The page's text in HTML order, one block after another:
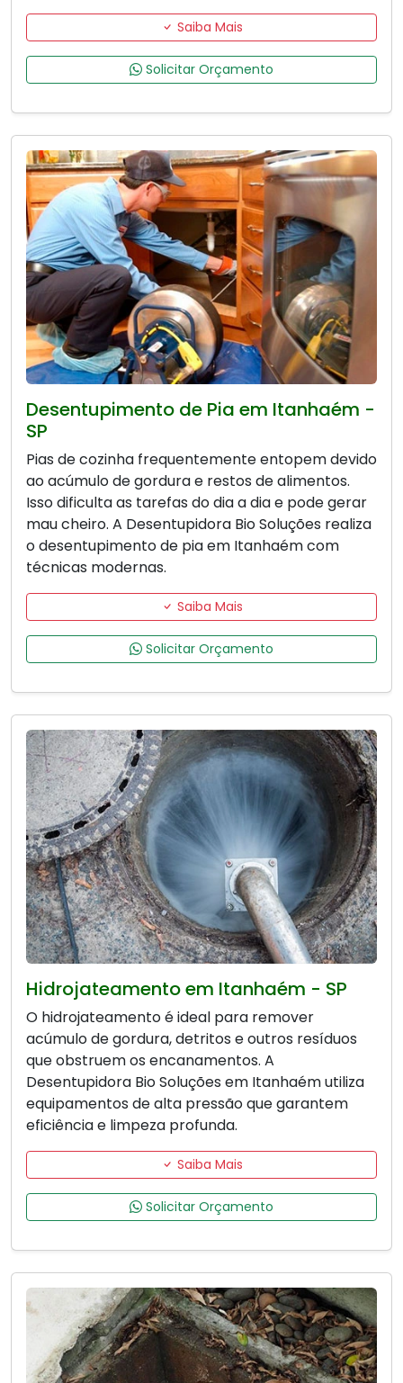
Saiba Mais
Solicitar Orçamento
Desentupimento de Pia em Itanhaém -
SP
Pias de cozinha frequentemente entopem devido
ao acúmulo de gordura e restos de alimentos.
Isso dificulta as tarefas do dia a dia e pode gerar
mau cheiro. A Desentupidora Bio Soluções realiza
o desentupimento de pia em Itanhaém com
técnicas modernas.
Saiba Mais
Solicitar Orçamento
Hidrojateamento em Itanhaém - SP
O hidrojateamento é ideal para remover
acúmulo de gordura, detritos e outros resíduos
que obstruem os encanamentos. A
Desentupidora Bio Soluções em Itanhaém utiliza
equipamentos de alta pressão que garantem
eficiência e limpeza profunda.
Saiba Mais
Solicitar Orçamento